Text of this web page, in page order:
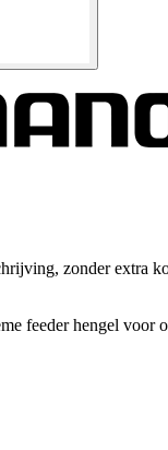
zonder extra
feeder hengel voor